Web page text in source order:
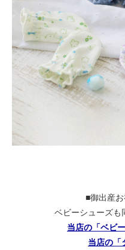
■御出産
ベビーシューズも
当店の「ベビ
当店の「